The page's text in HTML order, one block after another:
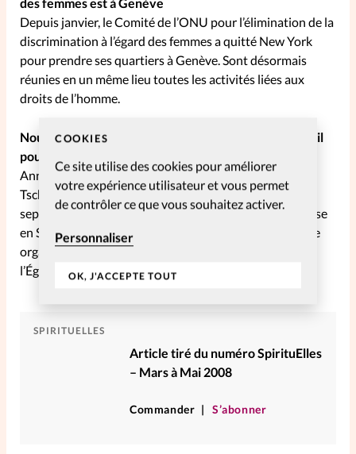
COOKIES
Ce site utilise des cookies pour améliorer
votre expérience utilisateur et vous permet
de contrôler ce que vous souhaitez activer.
Personnaliser
OK, J'ACCEPTE TOUT
Depuis janvier, le Comité de l’ONU pour l’élimination de la
discrimination à l’égard des femmes a quitté New York
pour prendre ses quartiers à Genève. Sont désormais
réunies en un même lieu toutes les activités liées aux
droits de l’homme.
Nouvelle tête une femme préside le Groupe de travail
pour la liberté religieuse
Annette Walder-Stückelberger de CSI succède à Pierre
Tschanz de Portes Ouvertes pour diriger le groupe des
sept ONG actives dans le domaine de la liberté religieuse
en Suisse. Ce groupe de travail de l’Alliance Évangélique
organisera en 2008 la dixième édition du Dimanche de
l’Église persécutée.
SPIRITUELLES
Article tiré du numéro SpirituElles
– Mars à Mai 2008
Commander S’abonner